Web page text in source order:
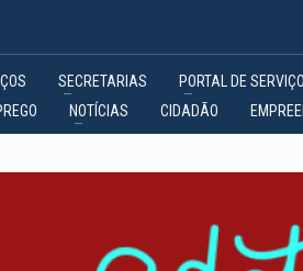
SECRETARIAS PORTAL DE
NOTÍCIAS CIDADÃO